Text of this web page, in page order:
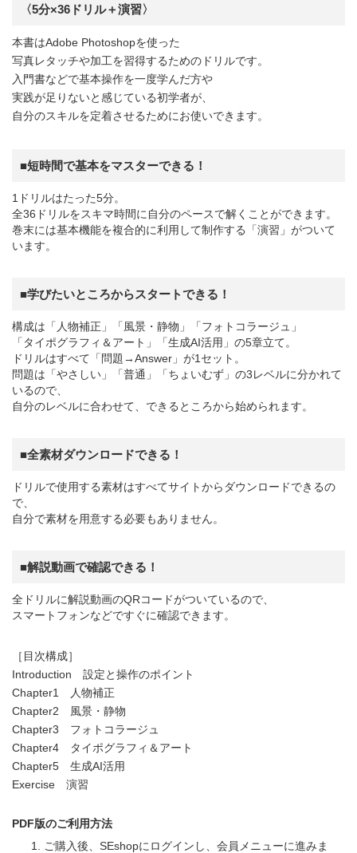
〈5分×36ドリル＋演習〉
本書はAdobe Photoshopを使った
写真レタッチや加工を習得するためのドリルです。
入門書などで基本操作を一度学んだ方や
実践が足りないと感じている初学者が、
自分のスキルを定着させるためにお使いできます。
■短時間で基本をマスターできる！
1ドリルはたった5分。
全36ドリルをスキマ時間に自分のペースで解くことができます。
巻末には基本機能を複合的に利用して制作する「演習」がついて
います。
■学びたいところからスタートできる！
構成は「人物補正」「風景・静物」「フォトコラージュ」
「タイポグラフィ＆アート」「生成AI活用」の5章立て。
ドリルはすべて「問題→Answer」が1セット。
問題は「やさしい」「普通」「ちょいむず」の3レベルに分かれて
いるので、
自分のレベルに合わせて、できるところから始められます。
■全素材ダウンロードできる！
ドリルで使用する素材はすべてサイトからダウンロードできるの
で、
自分で素材を用意する必要もありません。
■解説動画で確認できる！
全ドリルに解説動画のQRコードがついているので、
スマートフォンなどですぐに確認できます。
［目次構成］
Introduction 設定と操作のポイント
Chapter1 人物補正
Chapter2 風景・静物
Chapter3 フォトコラージュ
Chapter4 タイポグラフィ＆アート
Chapter5 生成AI活用
Exercise 演習
PDF版のご利用方法
ご購入後、SEshopにログインし、会員メニューに進みま